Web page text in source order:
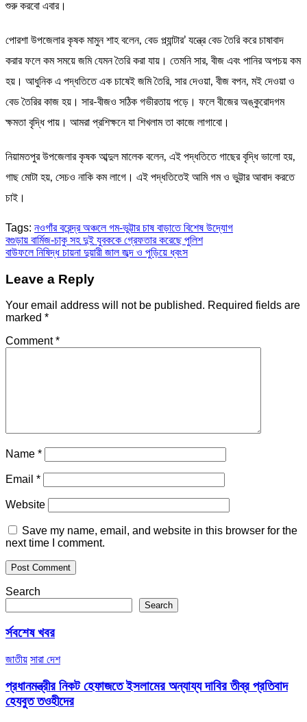
শুরু করবো এবার।
পোরশা উপজেলার কৃষক মামুন শাহ বলেন, বেড প্ল্যান্টার’ যন্ত্রে বেড তৈরি করে চাষাবাদ
করার ফলে কম সময়ে জমি যেমন তৈরি করা যায়। তেমনি সার, বীজ এবং পানির অপচয় কম
হয়। আধুনিক এ পদ্ধতিতে এক চাষেই জমি তৈরি, সার দেওয়া, বীজ বপন, মই দেওয়া ও
বেড তৈরির কাজ হয়। সার-বীজও সঠিক গভীরতায় পড়ে। ফলে বীজের অঙ্কুরোদগম
ক্ষমতা বৃদ্ধি পায়। আমরা প্রশিক্ষনে যা শিখলাম তা কাজে লাগাবো।
নিয়ামতপুর উপজেলার কৃষক আব্দুল মালেক বলেন, এই পদ্ধতিতে গাছের বৃদ্ধি ভালো হয়,
গাছ মোটা হয়, সেচও নাকি কম লাগে। এই পদ্ধতিতেই আমি গম ও ভুট্টার আবাদ করতে
চাই।
Tags: নওগাঁর বরেন্দ্র অঞ্চলে গম-ভুট্টার চাষ বাড়াতে বিশেষ উদ্যোগ
Post
navigation
বগুড়ায় বার্মিজ-চাকু সহ দুই যুবককে গ্রেফতার করেছে পুলিশ
বাউফলে নিষিদ্ধ চায়না দুয়ারী জাল জব্দ ও পুড়িয়ে ধ্বংস
Leave a Reply
Your email address will not be published. Required fields are
marked *
Comment*
Name *
Email *
Website
Save my name, email, and website in this browser for the
next time I comment.
Search
Search
র্সবশেষ খবর
জাতীয় সারা দেশ
প্রধানমন্ত্রীর নিকট হেফাজতে ইসলামের অন্যায্য দাবির তীব্র প্রতিবাদ
হেযবুত তওহীদের